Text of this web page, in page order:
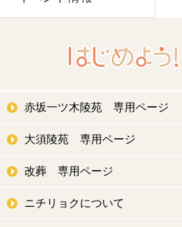
赤坂一ツ木陵苑 専用ページ
大須陵苑 専用ページ
改葬 専用ページ
ニチリョクについて